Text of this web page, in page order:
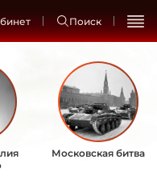
Поиск
Московская битва